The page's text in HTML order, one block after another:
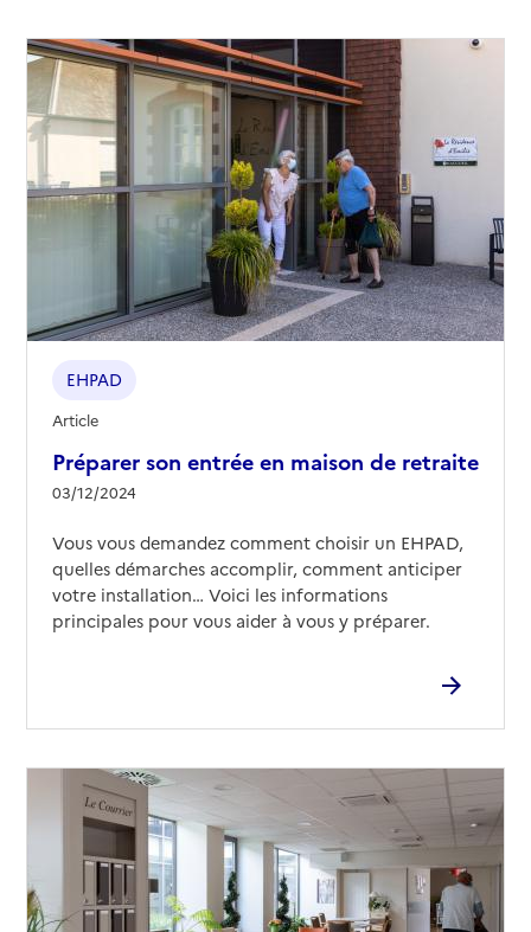
Préparer son entrée en maison de retraite
03/12/2024
EHPAD
Article
Vous vous demandez comment choisir un EHPAD,
quelles démarches accomplir, comment anticiper
votre installation… Voici les informations
principales pour vous aider à vous y préparer.